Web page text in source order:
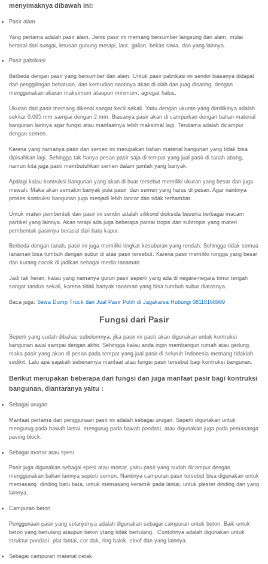
menyimaknya dibawah ini:
Pasir alam
Yang pertama adalah pasir alam. Jenis pasir ini memang bersumber langsung dari alam, mulai
berasal dari sungai, letusan gunung merapi, laut, galian, bekas rawa, dan yang lainnya.
Pasir pabrikasi
Berbeda dengan pasir yang bersumber dari alam. Untuk pasir pabrikasi ini sendiri biasanya didapat
dari penggilingan bebatuan, dan kemudian nantinya akan di olah dan juag disaring, dengan
menggunakan ukuran maksimum ataupun minimum, agregat halus.
Ukuran dari pasir memang dikenal sangat kecil sekali. Yaitu dengan ukuran yang dimilikinya adalah
sekitar 0.065 mm sampai dengan 2 mm. Biasanya pasir akan di campurkan dengan bahan material
bangunan lainnya agar fungsi atau manfaatnya lebih maksimal lagi. Terutama adalah dicampur
dengan semen.
Karena yang namanya pasir dan semen ini merupakan bahan material bangunan yang tidak bisa
dipisahkan lagi. Sehingga tak hanya pesan pasir saja di tempat yang jual pasir di tanah abang,
namun kita juga pasti membutuhkan semen dalam jumlah yang banyak.
Apalagi kalau kontruksi bangunan yang akan di buat tersebut memiliki ukuran yang besar dan juga
mewah. Maka akan semakin banyak pula pasir dan semen yang harus di pesan. Agar nantinya
proses kontruksi bangunan juga menjadi lebih lancar dan tidak terhambat.
Untuk materi pembentuk dari pasir ini sendiri adalah silikond dioksida beserta berbagai macam
partikel yang lainnya. Akan tetapi ada juga beberapa pantai tropis dan subtropis yang materi
pembentuk pasirnya berasal dari batu kapur.
Berbeda dengan tanah, pasir ini juga memiliki tingkat kesuburan yang rendah. Sehingga tidak semua
tanaman bisa tumbuh dengan subur di atas pasir tersebut. Karena pasir memiliki rongga yang besar
dan kurang cocok di jadikan sebagai media tanaman.
Jadi tak heran, kalau yang namanya gurun pasir seperti yang ada di negara-negara timur tengah
sangat tandus sekali, karena tidak banyak tanaman yang bisa tumbuh subur diatasnya.
Baca juga: Sewa Dump Truck dan Jual Pasir Putih di Jagakarsa Hubungi 08118168989
Fungsi dari Pasir
Seperti yang sudah dibahas sebelumnya, jika pasir ini pasti akan digunakan untuk kontruksi
bangunan awal sampai dengan akhir. Sehingga kalau anda ingin membangun rumah atau gedung,
maka pasir yang akan di pesan pada tempat yang jual pasir di seluruh Indonesia memang tidaklah
sedikit. Lalu apa sajakah sebenarnya manfaat atau fungsi pasir tersebut bagi kontruksi bangunan.
Berikut merupakan beberapa dari fungsi dan juga manfaat pasir bagi kontruksi
bangunan, diantaranya yaitu :
Sebagai urugan
Manfaat pertama dari penggunaan pasir ini adalah sebagai urugan. Seperti digunakan untuk
mengurug pada bawah lantai, mengurug pada bawah pondasi, atau digunakan juga pada pemasanga
paving block.
Sebagai mortar atau spesi
Pasir juga digunakan sebagai spesi atau mortar, yaitu pasir yang sudah dicampur dengan
menggunakan bahan lainnya seperti semen. Nantinya campuran pasir tersebut bisa digunakan untuk
memasang dinding batu bata, untuk memasang keramik pada lantai, untuk plester dinding dan yang
lainnya.
Campuran beton
Penggunaan pasir yang selanjutnya adalah digunakan sebagai campuran untuk beton. Baik untuk
beton yang bertulang ataupun beton ytang tidak bertulang. Contohnya adalah digunakan untuk
struktur pondasi plat lantai, cor dak, ring balok, sloof dan yang lainnya.
Sebagai campuran material cetak